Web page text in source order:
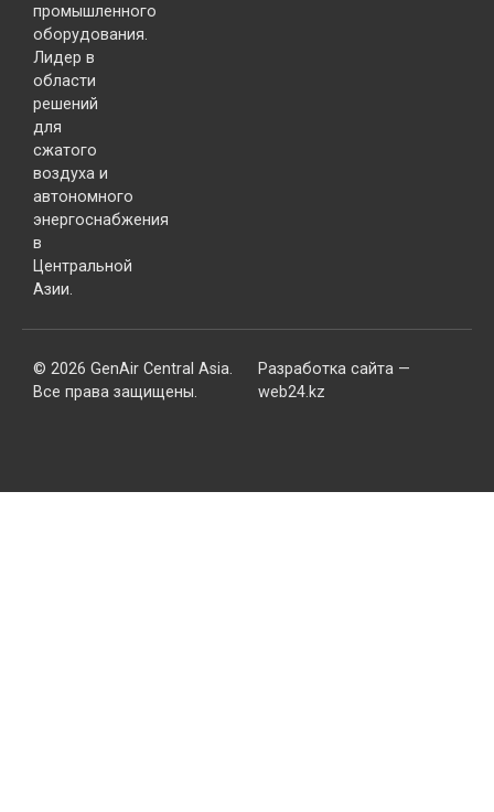
промышленного
оборудования.
Лидер в
области
решений
для
сжатого
воздуха и
автономного
энергоснабжения
в
Центральной
Азии.
© 2026 GenAir Central Asia.
Все права защищены.
Разработка сайта —
web24.kz